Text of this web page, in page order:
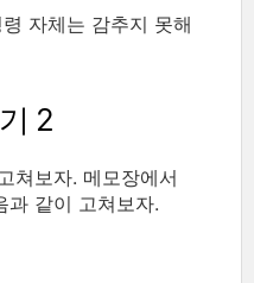
자체는 감추지 못해
2
쳐보자. 메모장에서
같이 고쳐보자.